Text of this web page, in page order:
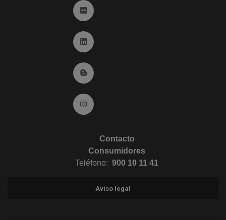
Ir a Flickr (abre en ventana nueva)
Ir a Linkedin (abre en ventana nueva)
Ir al Blog (abre en ventana nueva)
Ir a Instagram (abre en ventana nueva)
Contacto
Consumidores
Teléfono: 900 10 11 41
Aviso legal